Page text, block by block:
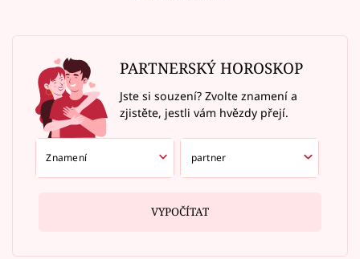
PARTNERSKÝ HOROSKOP
Jste si souzení? Zvolte znamení a
zjistěte, jestli vám hvězdy přejí.
VYPOČÍTAT